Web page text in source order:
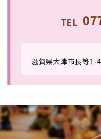
TEL
滋賀県大津市長等1-